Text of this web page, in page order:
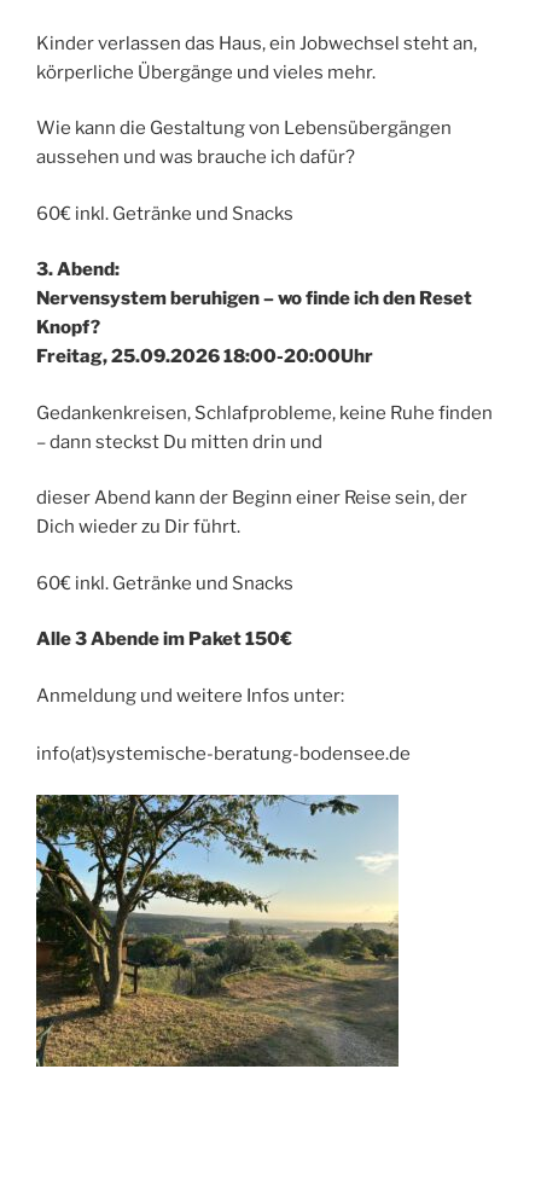
Kinder verlassen das Haus, ein Jobwechsel steht an,
körperliche Übergänge und vieles mehr.
Wie kann die Gestaltung von Lebensübergängen
aussehen und was brauche ich dafür?
60€ inkl. Getränke und Snacks
3. Abend:
Nervensystem beruhigen – wo finde ich den Reset
Knopf?
Freitag, 25.09.2026 18:00-20:00Uhr
Gedankenkreisen, Schlafprobleme, keine Ruhe finden
– dann steckst Du mitten drin und
dieser Abend kann der Beginn einer Reise sein, der
Dich wieder zu Dir führt.
60€ inkl. Getränke und Snacks
Alle 3 Abende im Paket 150€
Anmeldung und weitere Infos unter:
info(at)systemische-beratung-bodensee.de